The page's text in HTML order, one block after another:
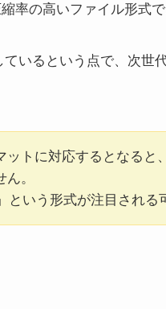
率の高いファイル形式
いるという点で、次世
ットに対応するとなると
。
という形式が注目される